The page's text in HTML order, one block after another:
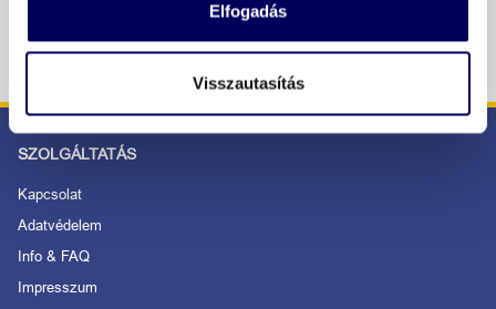
Elfogadás
Visszautasítás
SZOLGÁLTATÁS
Kapcsolat
Adatvédelem
Info & FAQ
Impresszum